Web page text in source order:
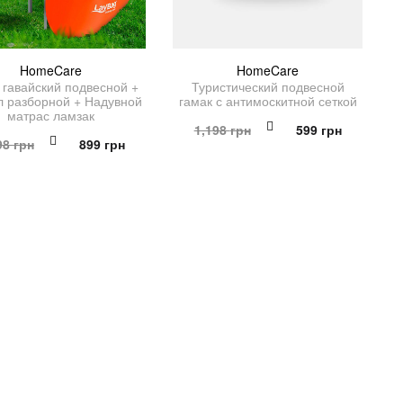
HomeCare
подвесной +
разборной + Надувной
матрас ламзак
грн
Первоначальная
899 грнТекущая
HomeCare
Туристический подвесной
гамак с антимоскитной сеткой
1,198грн
Первоначальная
599 грнТекущая